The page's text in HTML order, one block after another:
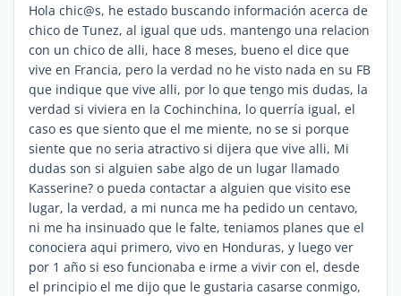
Hola chic@s, he estado buscando información acerca de
chico de Tunez, al igual que uds. mantengo una relacion
con un chico de alli, hace 8 meses, bueno el dice que
vive en Francia, pero la verdad no he visto nada en su FB
que indique que vive alli, por lo que tengo mis dudas, la
verdad si viviera en la Cochinchina, lo querría igual, el
caso es que siento que el me miente, no se si porque
siente que no seria atractivo si dijera que vive alli, Mi
dudas son si alguien sabe algo de un lugar llamado
Kasserine? o pueda contactar a alguien que visito ese
lugar, la verdad, a mi nunca me ha pedido un centavo,
ni me ha insinuado que le falte, teniamos planes que el
conociera aqui primero, vivo en Honduras, y luego ver
por 1 año si eso funcionaba e irme a vivir con el, desde
el principio el me dijo que le gustaria casarse conmigo,